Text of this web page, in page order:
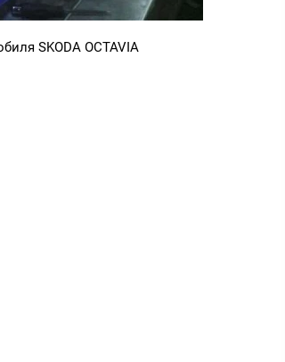
SKODA OCTAVIA